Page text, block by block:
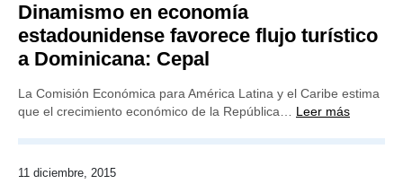
Dinamismo en economía
estadounidense favorece flujo turístico
a Dominicana: Cepal
La Comisión Económica para América Latina y el Caribe estima
que el crecimiento económico de la República… Leer más
11 diciembre, 2015